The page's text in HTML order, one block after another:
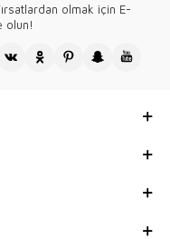
olmak için E-
olun!